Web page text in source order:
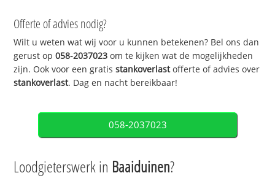
Offerte of advies nodig?
Wilt u weten wat wij voor u kunnen betekenen? Bel ons dan
gerust op058-2037023 om te kijken wat de mogelijkheden
zijn. Ook voor een gratisstankoverlastofferte of advies over
stankoverlast. Dag en nacht bereikbaar!
058-2037023
Loodgieterswerk in Baaiduinen?